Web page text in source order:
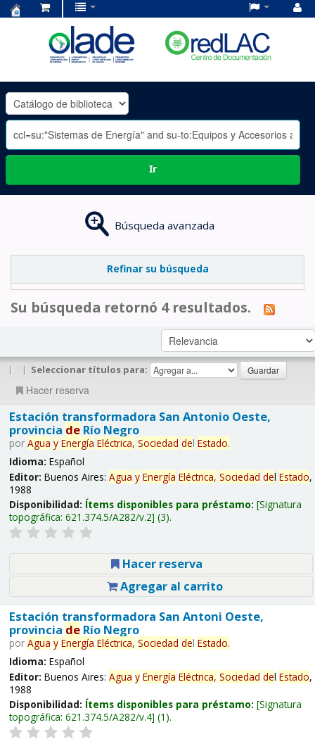
OLADE
-
Ir
Búsqueda avanzada
Refinar su búsqueda
Su búsqueda retornó 4 resultados.
| | Seleccionar títulos para:
Hacer reserva
Estación transformadora San Antonio Oeste,
provincia deRío Negro
por Agua y Energía Eléctrica, Sociedad del Estado.
Idioma: Español
Editor: Buenos Aires: Agua y Energía Eléctrica, Sociedad del Estado,
1988
Disponibilidad: Ítems disponibles para préstamo: Signatura
topográfica: 621.374.5/A282/v.2 (3).
Hacer reserva
Agregar al carrito
Estación transformadora San Antoni Oeste,
provincia deRío Negro
por Agua y Energía Eléctrica, Sociedad del Estado.
Idioma: Español
Editor: Buenos Aires: Agua y Energía Eléctrica, Sociedad del Estado,
1988
Disponibilidad: Ítems disponibles para préstamo: Signatura
topográfica: 621.374.5/A282/v.4 (1).